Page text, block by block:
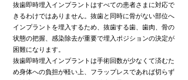
抜歯即時埋入インプラントはすべての患者さまに対応で
きるわけではありません。抜歯と同時に骨がない部位へ
インプラントを埋入するため、抜歯する歯、歯肉、骨の
状態の把握、感染除去が重要で埋入ポジションの決定が
困難になります。
抜歯即時埋入インプラントは手術回数が少なくて済むた
め身体への負担が軽い上、フラップレスであれば切らず